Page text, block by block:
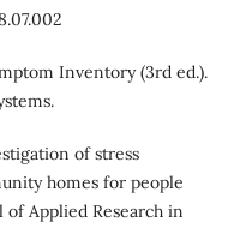
Inventory (3rd ed.).
of stress
homes for people
Applied Research in